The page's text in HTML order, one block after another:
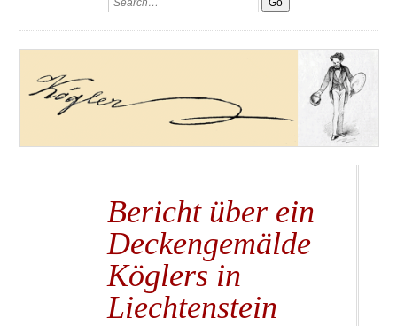
Bericht über ein
Deckengemälde
Köglers in
Liechtenstein